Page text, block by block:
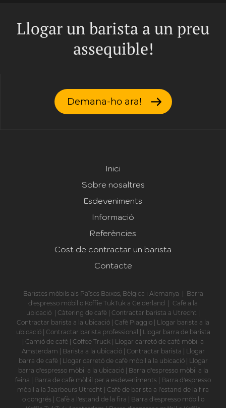
Llogar un barista a un preu
assequible!
Demana-ho ara!
Inici
Sobre nosaltres
Esdeveniments
Informació
Referències
Cost de contractar un barista
Contacte
Baristes mòbils als Països Baixos, Bèlgica i Alemanya
Barra
d'espresso mòbil o Koffie TukTuk a Gelderland
Cafè a la
ubicació
Càtering de cafè Contractar barista a Utrecht
Contractar barista a la ubicació Cafè Piaggio
Llogar barista a la
ubicació| Contractar barista professional
Llogar barra de barista
Camió de cafè Coffee Truck
Llogar carretó de cafè mòbil a
Amsterdam
Barista a la ubicació| Contractar barista
Llogar
barra de cafè| Llogar carretó de cafè mòbil a la ubicació| Llogar
barra d'espresso mòbil a la ubicació| Barra d'espresso mòbil a la
feina
Barra de cafè mòbil per a esdeveniments
Barra d'espresso
mòbil a la Jaarbeurs Utrecht
Cafè de barista a l'estand de la fira
o congrés
Cafè a l'estand de la fira
Barra d'espresso mòbil o